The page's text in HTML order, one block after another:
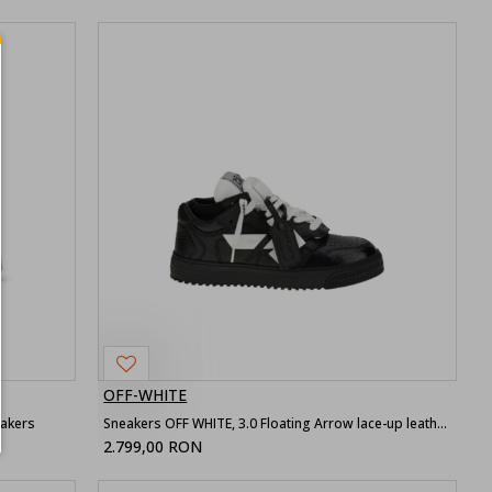
OFF-WHITE
Sneakers OFF WHITE, 3.0 Floating Arrow lace-up leather sneakers
2.799,00 RON